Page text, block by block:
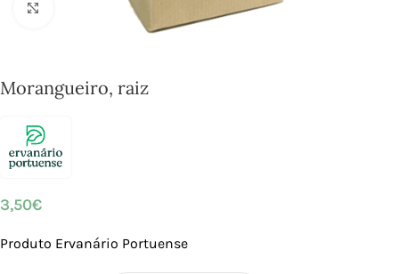
Click to enlarge
Morangueiro, raiz
3,50€
Produto Ervanário Portuense